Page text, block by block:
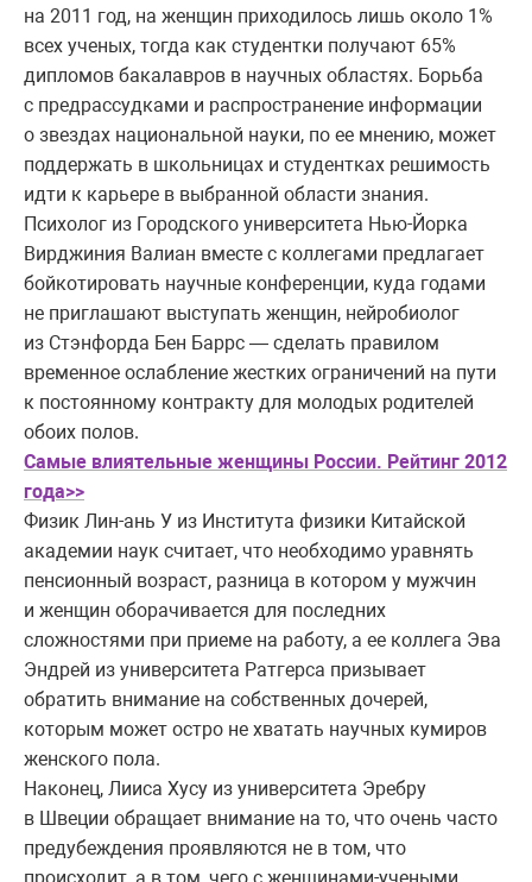
на 2011 год, на женщин приходилось лишь около 1%
всех ученых, тогда как студентки получают 65%
дипломов бакалавров в научных областях. Борьба
с предрассудками и распространение информации
о звездах национальной науки, по ее мнению, может
поддержать в школьницах и студентках решимость
идти к карьере в выбранной области знания.
Психолог из Городского университета Нью-Йорка
Вирджиния Валиан вместе с коллегами предлагает
бойкотировать научные конференции, куда годами
не приглашают выступать женщин, нейробиолог
из Стэнфорда Бен Баррс — сделать правилом
временное ослабление жестких ограничений на пути
к постоянному контракту для молодых родителей
обоих полов.
Самые влиятельные женщины России. Рейтинг 2012
года>>
Физик Лин-ань У из Института физики Китайской
академии наук считает, что необходимо уравнять
пенсионный возраст, разница в котором у мужчин
и женщин оборачивается для последних
сложностями при приеме на работу, а ее коллега Эва
Эндрей из университета Ратгерса призывает
обратить внимание на собственных дочерей,
которым может остро не хватать научных кумиров
женского пола.
Наконец, Лииса Хусу из университета Эребру
в Швеции обращает внимание на то, что очень часто
предубеждения проявляются не в том, что